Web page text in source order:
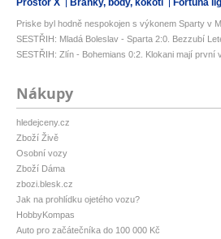
Priske byl hodně nespokojen s výkonem Sparty v
SESTŘIH: Mladá Boleslav - Sparta 2:0. Bezzubí
SESTŘIH: Zlín - Bohemians 0:2. Klokani mají první
Nákupy
hledejceny.cz
Zboží Živě
Osobní vozy
Zboží Dáma
zbozi.blesk.cz
Jak na prohlídku ojetého vozu?
HobbyKompas
Auto pro začátečníka do 100 000 Kč